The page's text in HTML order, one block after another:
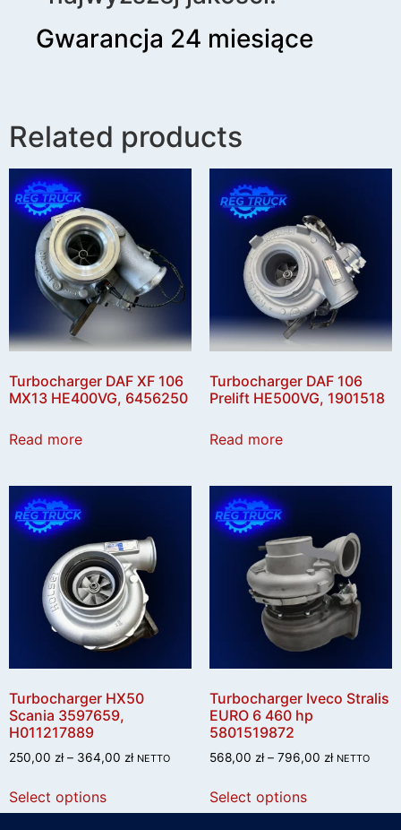
Gwarancja 24 miesiące
Related products
Turbocharger DAF XF 106
MX13 HE400VG, 6456250
Read more
Turbocharger DAF 106
Prelift HE500VG, 1901518
Read more
Turbocharger HX50
Scania 3597659,
H011217889
250,00 zł – 364,00 zł NETTO
Select options
Turbocharger Iveco Stralis
EURO 6 460 hp
5801519872
568,00 zł – 796,00 zł NETTO
Select options